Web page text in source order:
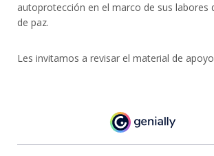
autoprotección en el marco de sus labores
de paz.
Les invitamos a revisar el material de